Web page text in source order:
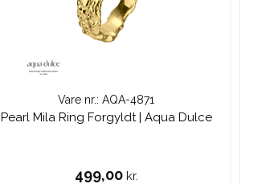
Vare nr.: AQA-4871
Pearl Mila Ring Forgyldt | Aqua Dulce
499,00 kr.